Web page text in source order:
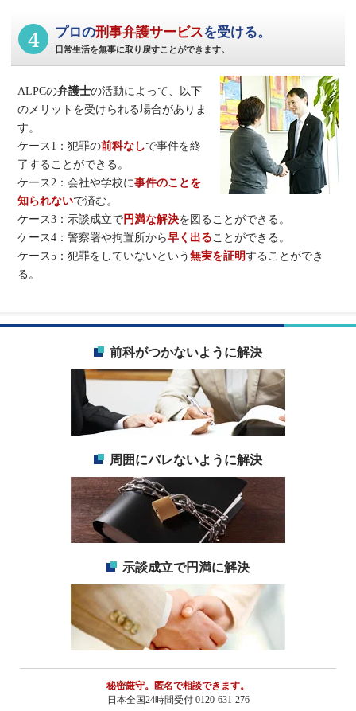
前科がつかないように解決
周囲にバレないように解決
示談成立で円満に解決
秘密厳守。匿名で相談できます。
日本全国24時間受付 0120-631-276
4 プロの刑事弁護サービスを受ける。
日常生活を無事に取り戻すことができます。
ALPCの弁護士の活動によって、以下
のメリットを受けられる場合がありま
す。
ケース1：犯罪の前科なしで事件を終
了することができる。
ケース2：会社や学校に事件のことを
知られないで済む。
ケース3：示談成立で円満な解決を図ることができる。
ケース4：警察署や拘置所から早く出ることができる。
ケース5：犯罪をしていないという無実を証明することができ
る。